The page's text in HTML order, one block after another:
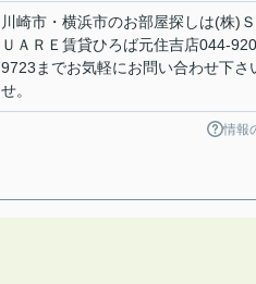
川崎市・横浜市のお部屋探しは(株)
ＵＡＲＥ賃貸ひろば元住吉店044-
9723までお気軽にお問い合わせ下さ
せ。
情報